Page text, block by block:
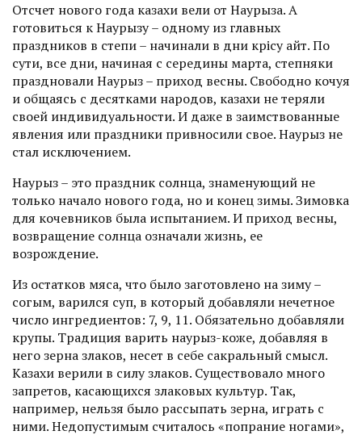
Отсчет нового года казахи вели от Наурыза. А
готовиться к Наурызу – одному из главных
праздников в степи – начинали в дни көрісу айт. По
сути, все дни, начиная с середины марта, степняки
праздновали Наурыз – приход весны. Свободно кочуя
и общаясь с десятками народов, казахи не теряли
своей индивидуальности. И даже в заимствованные
явления или праздники привносили свое. Наурыз не
стал исключением.
Наурыз – это праздник солн­ца, знаменующий не
только начало нового года, но и конец зимы. Зимовка
для кочевников была испытанием. И приход весны,
возвращение солнца означали жизнь, ее
возрождение.
Из остатков мяса, что было заготовлено на зиму –
согым, варился суп, в который добавляли нечетное
число ингредиентов: 7, 9, 11. Обязательно добавляли
крупы. Традиция варить наурыз-коже, добавляя в
него зерна злаков, несет в себе сакральный смысл.
Казахи верили в силу злаков. Существовало много
запретов, касающихся злаковых культур. Так,
например, нельзя было рассыпать зерна, играть с
ними. Недопустимым считалось «попрание ногами»,